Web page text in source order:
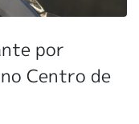
por
Centro de